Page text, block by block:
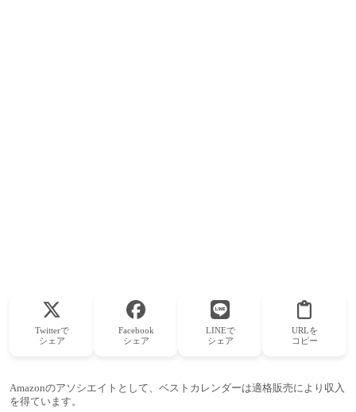
Twitterで
シェア
Facebook
シェア
LINEで
シェア
URLを
コピー
Amazonのアソシエイトとして、ベストカレンダーは適格販売により収入
を得ています。